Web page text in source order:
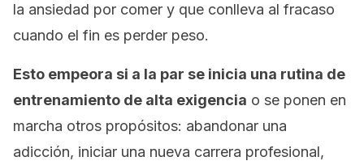
la ansiedad por comer y que conlleva al fracaso
cuando el fin es perder peso.
Esto empeora si a la par se inicia una rutina de
entrenamiento de alta exigencia o se ponen en
marcha otros propósitos: abandonar una
adicción, iniciar una nueva carrera profesional,